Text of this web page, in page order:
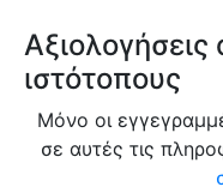
ιστότοπους
Μόνο οι
σε αυτές τις